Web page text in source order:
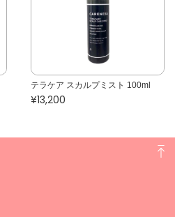
テラケア スカルプミスト 100ml
¥13,200